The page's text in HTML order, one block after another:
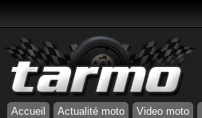
Accueil Actualité moto Video moto